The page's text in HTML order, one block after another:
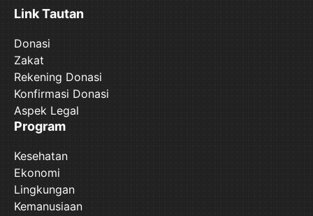
Link Tautan
Donasi
Zakat
Rekening Donasi
Konfirmasi Donasi
Aspek Legal
Program
Kesehatan
Ekonomi
Lingkungan
Kemanusiaan